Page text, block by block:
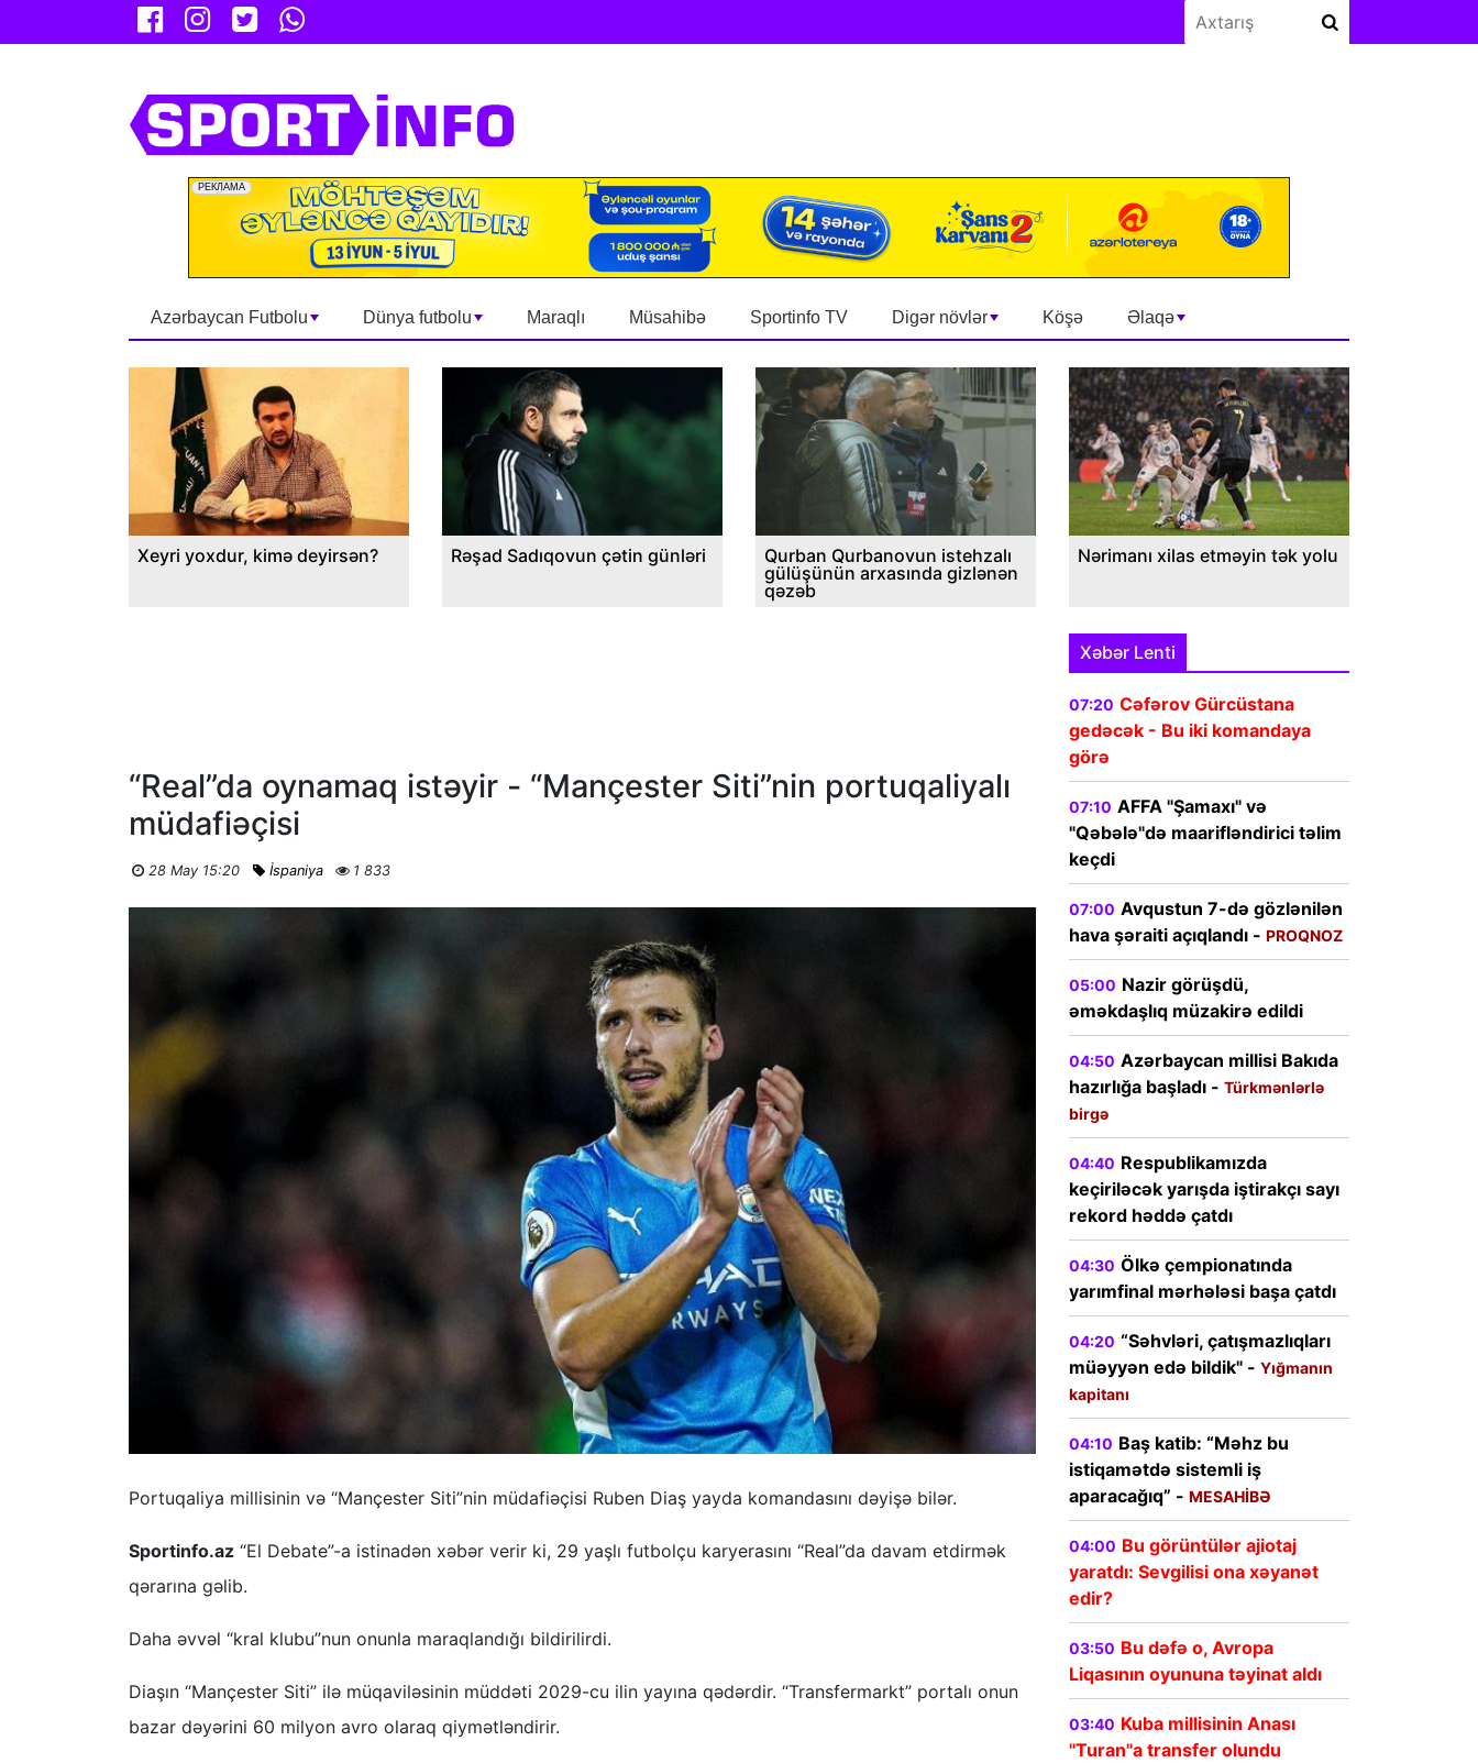
Azərbaycan Futbolu Dünya futbolu Maraqlı Müsahibə Sportinfo TV Digər növlər Köşə Əlaqə
Xeyri yoxdur, kimə deyirsən? Rəşad Sadıqovun çətin günləri
Qurban Qurbanovun istehzalı
gülüşünün arxasında gizlənən
qəzəb
Nərimanı xilas etməyin tək yolu
“Real”da oynamaq istəyir - “Mançester Siti”nin portuqaliyalı
müdafiəçisi
28 May 15:20 İspaniya 1 833
Portuqaliya millisinin və “Mançester Siti”nin müdafiəçisi Ruben Diaş yayda komandasını dəyişə bilər.
Sportinfo.az “El Debate”-a istinadən xəbər verir ki, 29 yaşlı futbolçu karyerasını “Real”da davam etdirmək
qərarına gəlib.
Daha əvvəl “kral klubu”nun onunla maraqlandığı bildirilirdi.
Diaşın “Mançester Siti” ilə müqaviləsinin müddəti 2029-cu ilin yayına qədərdir. “Transfermarkt” portalı onun
bazar dəyərini 60 milyon avro olaraq qiymətləndirir.
Xəbər Lenti
07:20 Cəfərov Gürcüstana
gedəcək - Bu iki komandaya
görə
07:10 AFFA "Şamaxı" və
"Qəbələ"də maarifləndirici təlim
keçdi
07:00 Avqustun 7-də gözlənilən
hava şəraiti açıqlandı - PROQNOZ
05:00 Nazir görüşdü,
əməkdaşlıq müzakirə edildi
04:50 Azərbaycan millisi Bakıda
hazırlığa başladı - Türkmənlərlə
birgə
04:40 Respublikamızda
keçiriləcək yarışda iştirakçı sayı
rekord həddə çatdı
04:30 Ölkə çempionatında
yarımfinal mərhələsi başa çatdı
04:20 “Səhvləri, çatışmazlıqları
müəyyən edə bildik" - Yığmanın
kapitanı
04:10 Baş katib: “Məhz bu
istiqamətdə sistemli iş
aparacağıq” - MESAHİBƏ
04:00 Bu görüntülər ajiotaj
yaratdı: Sevgilisi ona xəyanət
edir?
03:50 Bu dəfə o, Avropa
Liqasının oyununa təyinat aldı
03:40 Kuba millisinin Anası
"Turan"a transfer olundu